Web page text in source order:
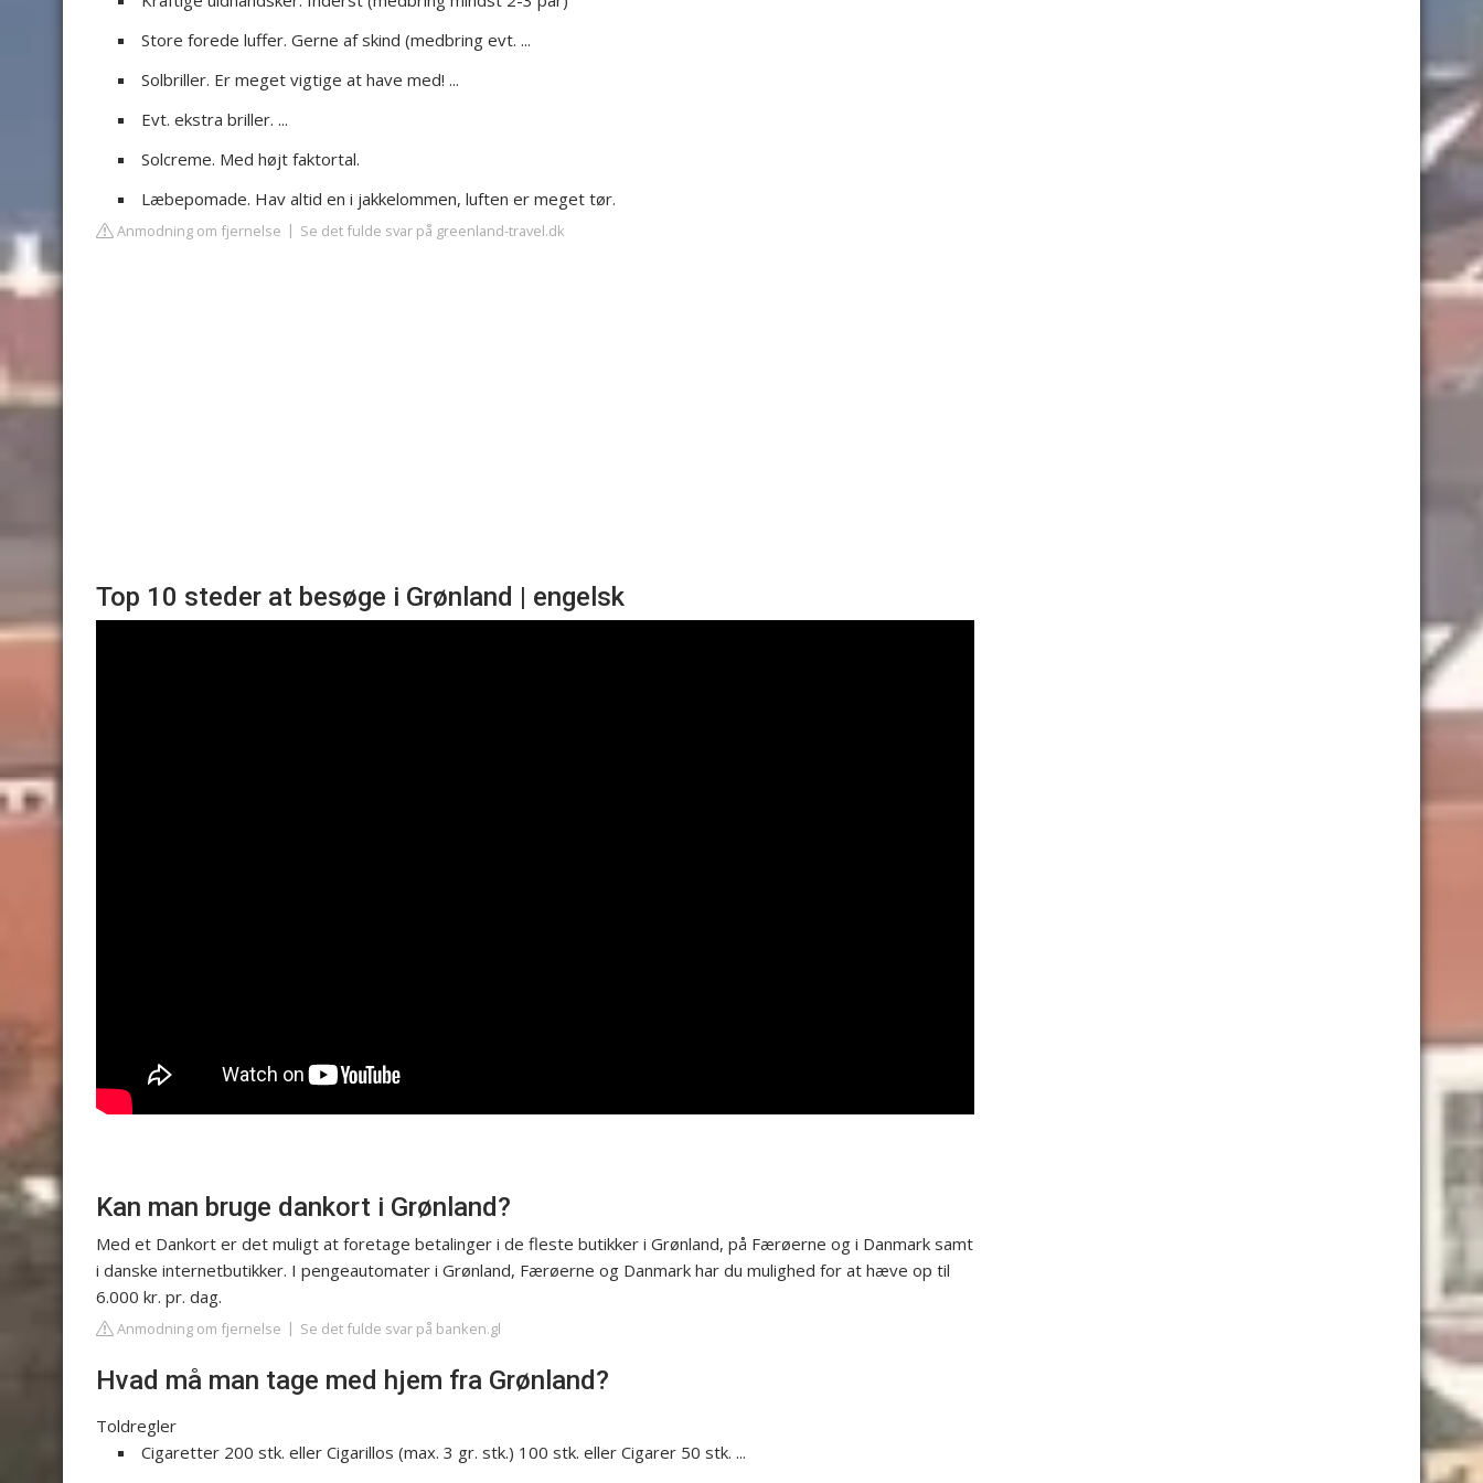
Store forede luffer. Gerne af skind (medbring evt. ...
Solbriller. Er meget vigtige at have med! ...
Evt. ekstra briller. ...
Solcreme. Med højt faktortal.
Læbepomade. Hav altid en i jakkelommen, luften er meget tør.
Anmodning om fjernelse Se det fulde svar på greenland-travel.dk
Top 10 steder at besøge i Grønland | engelsk
Kan man bruge dankort i Grønland?
Med et Dankort er det muligt at foretage betalinger i de fleste butikker i Grønland, på Færøerne og i Danmark samt
i danske internetbutikker. I pengeautomater i Grønland, Færøerne og Danmark har du mulighed for at hæve op til
6.000 kr. pr. dag.
Anmodning om fjernelse Se det fulde svar på banken.gl
Hvad må man tage med hjem fra Grønland?
Toldregler
Cigaretter 200 stk. eller Cigarillos (max. 3 gr. stk.) 100 stk. eller Cigarer 50 stk. ...